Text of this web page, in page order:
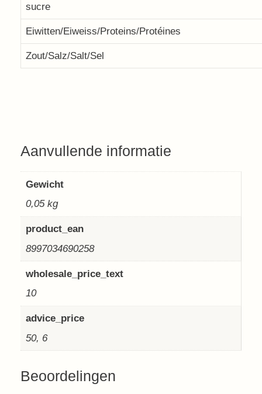
sucre
Eiwitten/Eiweiss/Proteins/Protéines
Zout/Salz/Salt/Sel
Aanvullende informatie
Gewicht
0,05 kg
product_ean
8997034690258
wholesale_price_text
10
advice_price
50, 6
Beoordelingen